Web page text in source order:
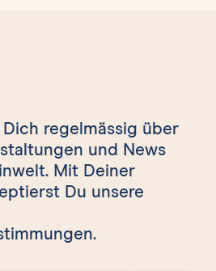
regelmässig über
und News
Mit Deiner
Du unsere